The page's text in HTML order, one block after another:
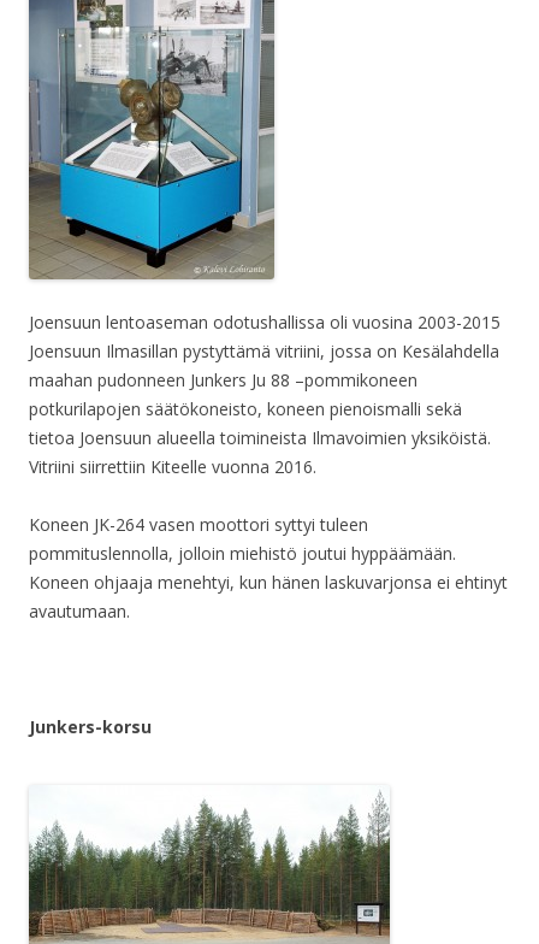
Joensuun lentoaseman odotushallissa oli vuosina 2003-2015
Joensuun Ilmasillan pystyttämä vitriini, jossa on Kesälahdella
maahan pudonneen Junkers Ju 88 –pommikoneen
potkurilapojen säätökoneisto, koneen pienoismalli sekä
tietoa Joensuun alueella toimineista Ilmavoimien yksiköistä.
Vitriini siirrettiin Kiteelle vuonna 2016.
Koneen JK-264 vasen moottori syttyi tuleen
pommituslennolla, jolloin miehistö joutui hyppäämään.
Koneen ohjaaja menehtyi, kun hänen laskuvarjonsa ei ehtinyt
avautumaan.
Junkers-korsu